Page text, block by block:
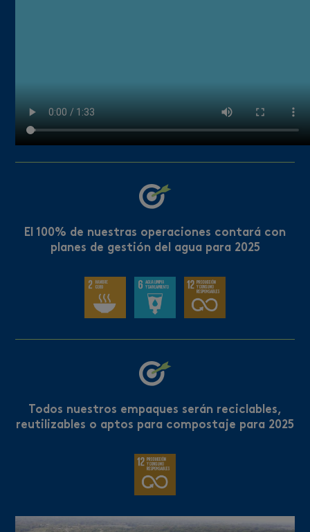
El 100% de nuestras operaciones contará con
planes de gestión del agua para 2025
Todos nuestros empaques serán reciclables,
reutilizables o aptos para compostaje para 2025